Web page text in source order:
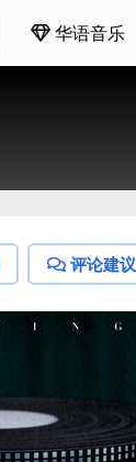
华语音乐
评论建议